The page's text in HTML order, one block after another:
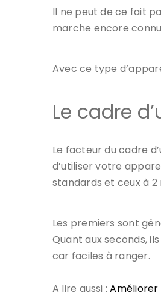
Il ne peut de ce fait
marche encore
Avec ce type
Le cadre
Le facteur du cadre
d’utiliser votre
standards et ceux à 2
Les premiers sont
Quant aux seconds,
car faciles à ranger.
A lire aussi :Améliorer